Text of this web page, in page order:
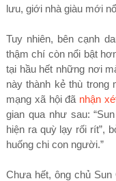
lưu, giới nhà giàu mới
Tuy nhiên, bên cạnh
thậm chí còn nổi bật
tại hầu hết những nơi
này thành kẻ thù trong
mạng xã hội đã nhận
gian qua như sau:
hiện ra quỳ lạy rối rít”,
huống chi con người.”
Chưa hết, ông chủ